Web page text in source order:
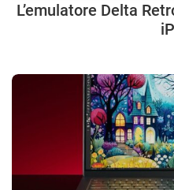
L’emulatore Delta